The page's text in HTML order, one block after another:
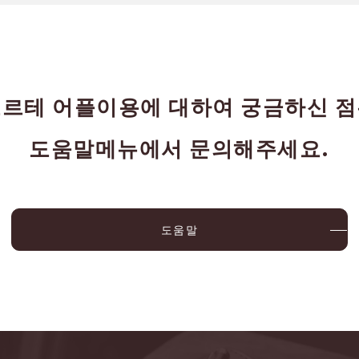
테 어플이용에 대하여 궁금하신
도움말메뉴에서 문의해주세요.
도움말